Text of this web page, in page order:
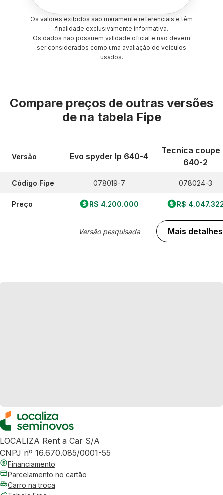
Os valores exibidos são meramente referenciais e têm
finalidade exclusivamente informativa.
Os dados não possuem validade oficial e não devem
ser considerados como uma avaliação de veículos
usados.
Compare preços de outras versões
de na tabela Fipe
Versão
Código Fipe
Preço
Evo spyder lp 640-4
078019-7
R$ 4.200.000
Versão pesquisada
Tecnica coupe
640-2
078024-3
R$
Mais detalhes
LOCALIZA Rent a Car S/A
CNPJ nº 16.670.085/0001-55
Financiamento
Parcelamento no cartão
Carro na troca